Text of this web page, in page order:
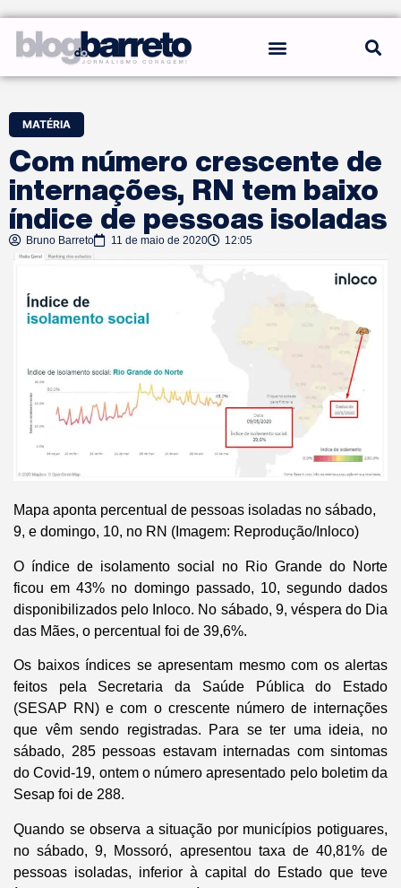
MATÉRIA
Com número crescente de
internações, RN tem baixo
índice de pessoas isoladas
Bruno Barreto 11 de maio de 2020 12:05
Mapa aponta percentual de pessoas isoladas no sábado,
9, e domingo, 10, no RN (Imagem: Reprodução/Inloco)
O índice de isolamento social no Rio Grande do Norte
ficou em 43% no domingo passado, 10, segundo dados
disponibilizados pelo Inloco. No sábado, 9, véspera do Dia
das Mães, o percentual foi de 39,6%.
Os baixos índices se apresentam mesmo com os alertas
feitos pela Secretaria da Saúde Pública do Estado
(SESAP RN) e com o crescente número de internações
que vêm sendo registradas. Para se ter uma ideia, no
sábado, 285 pessoas estavam internadas com sintomas
do Covid-19, ontem o número apresentado pelo boletim da
Sesap foi de 288.
Quando se observa a situação por municípios potiguares,
no sábado, 9, Mossoró, apresentou taxa de 40,81% de
pessoas isoladas, inferior à capital do Estado que teve